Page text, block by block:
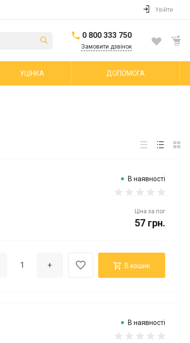
Увійти
0 800 333 750
Замовити дзвінок
УЦІНКА ДОПОМОГА
В наявності
Ціна за пог
57 грн.
+ В кошик
В наявності